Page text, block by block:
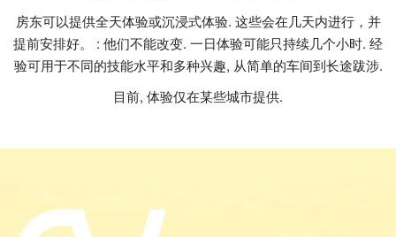
房东可以提供全天体验或沉浸式体验. 这些会在几天内进行，并
提前安排好。 : 他们不能改变. 一日体验可能只持续几个小时. 经
验可用于不同的技能水平和多种兴趣, 从简单的车间到长途跋涉.
目前, 体验仅在某些城市提供.